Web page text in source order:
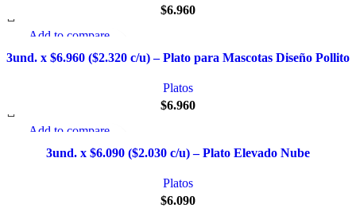
$6.960
Add to compare
Quick view
3und. x $6.960 ($2.320 c/u) – Plato para Mascotas Diseño Pollito
Platos
$6.960
Add to compare
Quick view
3und. x $6.090 ($2.030 c/u) – Plato Elevado Nube
Platos
$6.090